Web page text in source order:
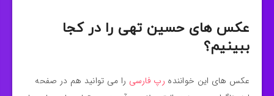
عکس های حسین تهی را در کجا
ببینیم؟
عکس های این خواننده رپ فارسی را می توانید هم در صفحه